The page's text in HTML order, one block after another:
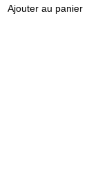
Ajouter au panier